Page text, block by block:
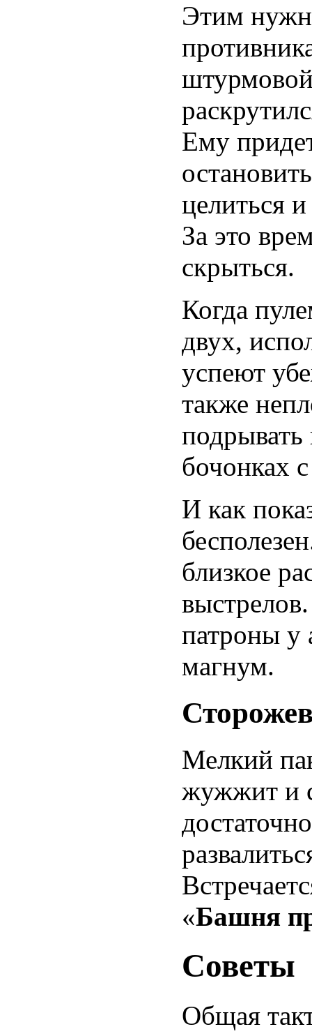
Этим
Ему
целиться
За это
скрыться.
Когда
двух,
успеют
также
подрывать
бочонках
И как
близкое
патроны у
магнум.
Мелкий
жужжит и
«Башня
Советы
Общая